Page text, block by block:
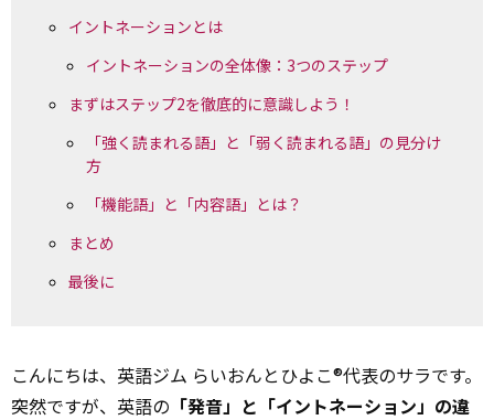
イントネーションとは
イントネーションの全体像：3つのステップ
まずはステップ2を徹底的に意識しよう！
「強く読まれる語」と「弱く読まれる語」の見分け
方
「機能語」と「内容語」とは？
まとめ
最後に
こんにちは、英語ジム らいおんとひよこ®代表のサラです。
突然ですが、英語の 「発音」と「イントネーション」の違